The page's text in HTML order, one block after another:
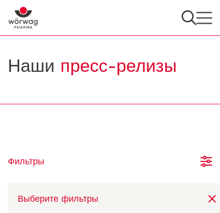
Наши пресс-релизы
Фильтры
Выберите фильтры
13.11.2021